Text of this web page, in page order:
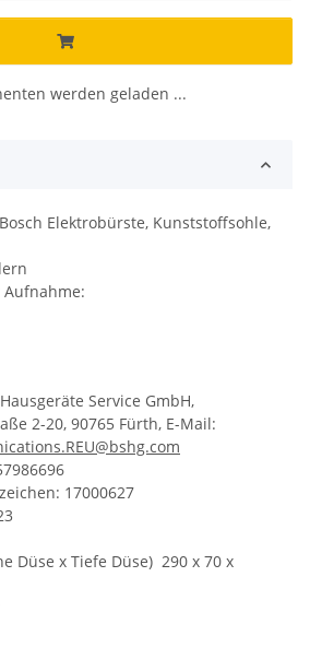
werden geladen ...
Elektrobürste, Kunststoffsohle,
Service GmbH,
2-20, 90765 Fürth, E-Mail:
17000627
Düse x Tiefe Düse) 290 x 70 x